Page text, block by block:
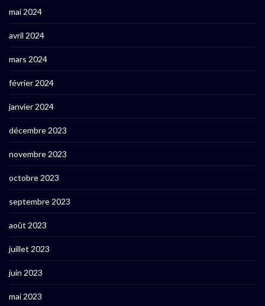
mai 2024
avril 2024
mars 2024
février 2024
janvier 2024
décembre 2023
novembre 2023
octobre 2023
septembre 2023
août 2023
juillet 2023
juin 2023
mai 2023